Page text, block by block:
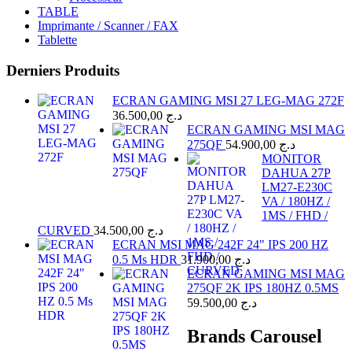
TABLE
Imprimante / Scanner / FAX
Tablette
Derniers Produits
ECRAN GAMING MSI 27 LEG-MAG 272F
د.ج
ECRAN GAMING MSI MAG
275QF
د.ج
MONITOR
DAHUA 27P
LM27-E230C
VA / 180HZ /
1MS / FHD /
CURVED
د.ج
ECRAN MSI MAG 242F 24" IPS 200 HZ
0.5 Ms HDR
د.ج
ECRAN GAMING MSI MAG
275QF 2K IPS 180HZ 0.5MS
د.ج
Brands Carousel